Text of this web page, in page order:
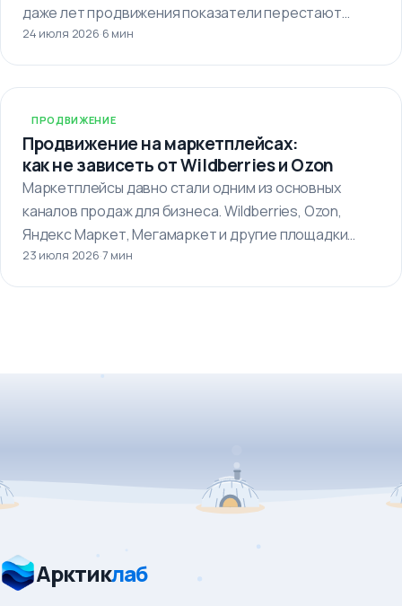
даже лет продвижения показатели перестают
улучшаться. Кажется,…
24 июля 2026·6 мин
ПРОДВИЖЕНИЕ
Продвижение на маркетплейсах:
как не зависеть от Wildberries и Ozon
Маркетплейсы давно стали одним из основных
каналов продаж для бизнеса. Wildberries, Ozon,
Яндекс Маркет, Мегамаркет и другие площадки…
23 июля 2026·7 мин
Арктиклаб